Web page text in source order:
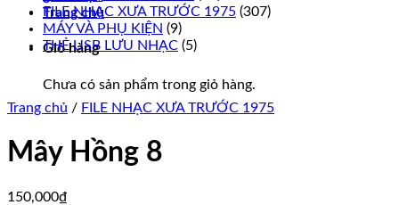
Trang chủ
Giỏ hàng
Chưa có sản phẩm trong giỏ hàng.
FILE NHẠC XƯA TRƯỚC 1975 (307)
MÁY VÀ PHỤ KIỆN (9)
THẺ USB LƯU NHẠC (5)
Trang chủ / FILE NHẠC XƯA TRƯỚC 1975
Mây Hồng 8
150,000₫